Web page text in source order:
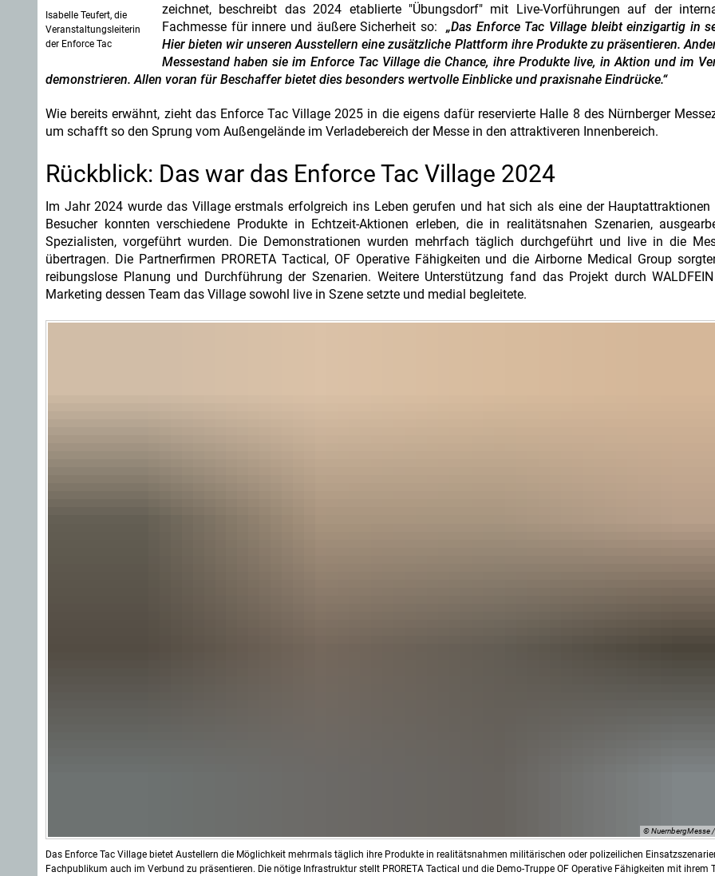
Isabelle Teufert, die
Veranstaltungsleiterin
der Enforce Tac
zeichnet, beschreibt das 2024 etablierte "Übungsdorf" mit Live-Vorführungen auf der
Fachmesse für innere und äußere Sicherheit so: „Das Enforce Tac Village bleibt einzigartig in
Hier bieten wir unseren Ausstellern eine zusätzliche Plattform ihre Produkte zu präsentieren.
Messestand haben sie im Enforce Tac Village die Chance, ihre Produkte live, in Aktion und im
demonstrieren. Allen voran für Beschaffer bietet dies besonders wertvolle Einblicke und praxisnahe Eindrücke.“
Wie bereits erwähnt, zieht das Enforce Tac Village 2025 in die eigens dafür reservierte Halle 8 des Nürnberger
um schafft so den Sprung vom Außengelände im Verladebereich der Messe in den attraktiveren Innenbereich.
Rückblick: Das war das Enforce Tac Village 2024
Im Jahr 2024 wurde das Village erstmals erfolgreich ins Leben gerufen und hat sich als eine der Hauptattraktionen
Besucher konnten verschiedene Produkte in Echtzeit-Aktionen erleben, die in realitätsnahen Szenarien,
Spezialisten, vorgeführt wurden. Die Demonstrationen wurden mehrfach täglich durchgeführt und live in die
übertragen. Die Partnerfirmen PRORETA Tactical, OF Operative Fähigkeiten und die Airborne Medical Group
reibungslose Planung und Durchführung der Szenarien. Weitere Unterstützung fand das Projekt durch
Marketing dessen Team das Village sowohl live in Szene setzte und medial begleitete.
© NuernbergMesse /
Das Enforce Tac Village bietet Austellern die Möglichkeit mehrmals täglich ihre Produkte in realitätsnahmen militärischen oder polizeilichen
Fachpublikum auch im Verbund zu präsentieren. Die nötige Infrastruktur stellt PRORETA Tactical und die Demo-Truppe OF Operative Fähigkeiten mit ihrem